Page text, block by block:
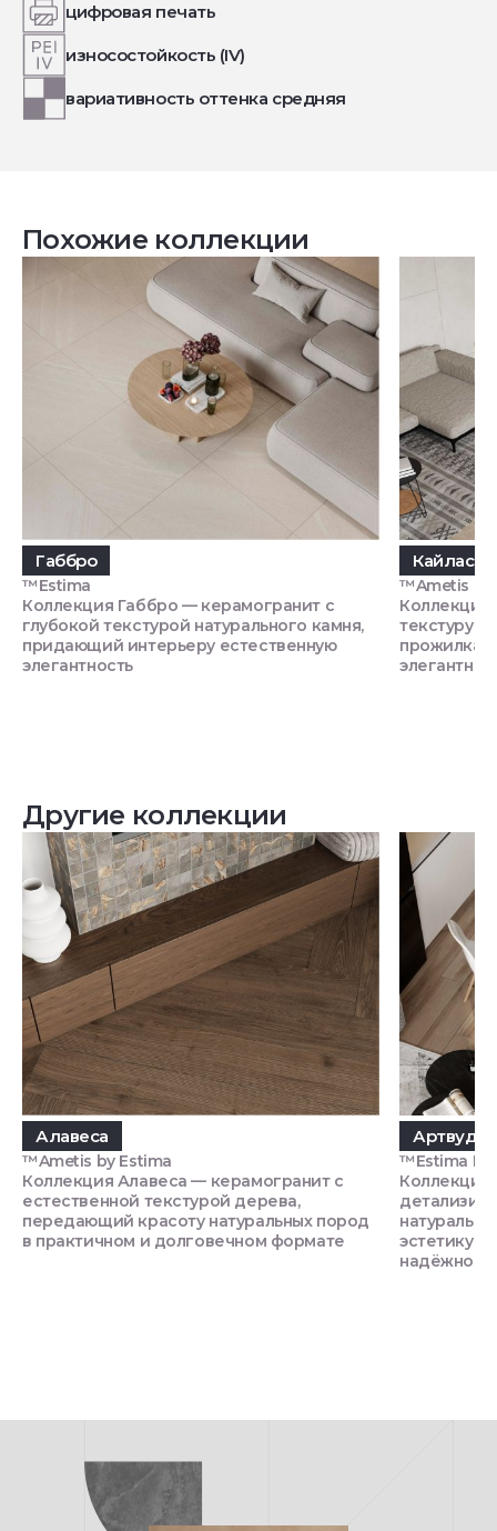
цифровая печать
износостойкость (IV)
вариативность оттенка средняя
Похожие коллекции
Габбро
™Estima
Коллекция Габбро — керамогранит с
глубокой текстурой натурального камня,
придающий интерьеру естественную
элегантность
Кайлас
™Ametis by
Коллекция
текстуру
Другие коллекции
Алавеса
™Ametis by Estima
Коллекция Алавеса — керамогранит с
естественной текстурой дерева,
передающий красоту натуральных пород
в практичном и долговечном формате
Артвуд
™Estima
Коллекция
эстетику